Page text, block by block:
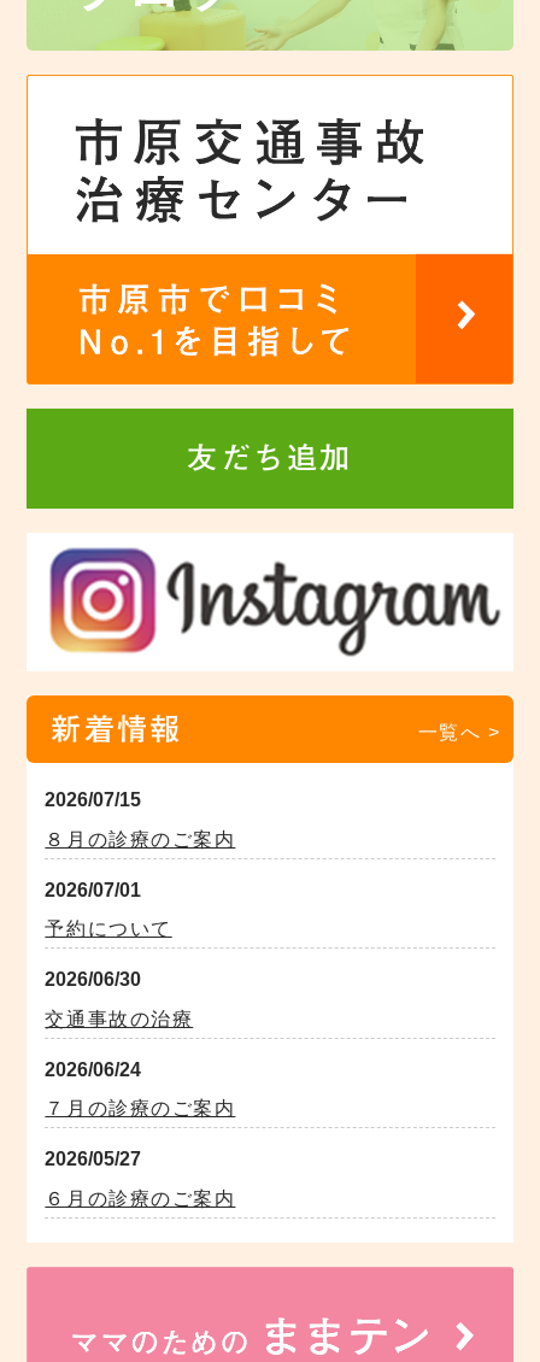
友だち追加
新着情報 一覧へ >
2026/07/15
８月の診療のご案内
2026/07/01
予約について
2026/06/30
交通事故の治療
2026/06/24
７月の診療のご案内
2026/05/27
６月の診療のご案内